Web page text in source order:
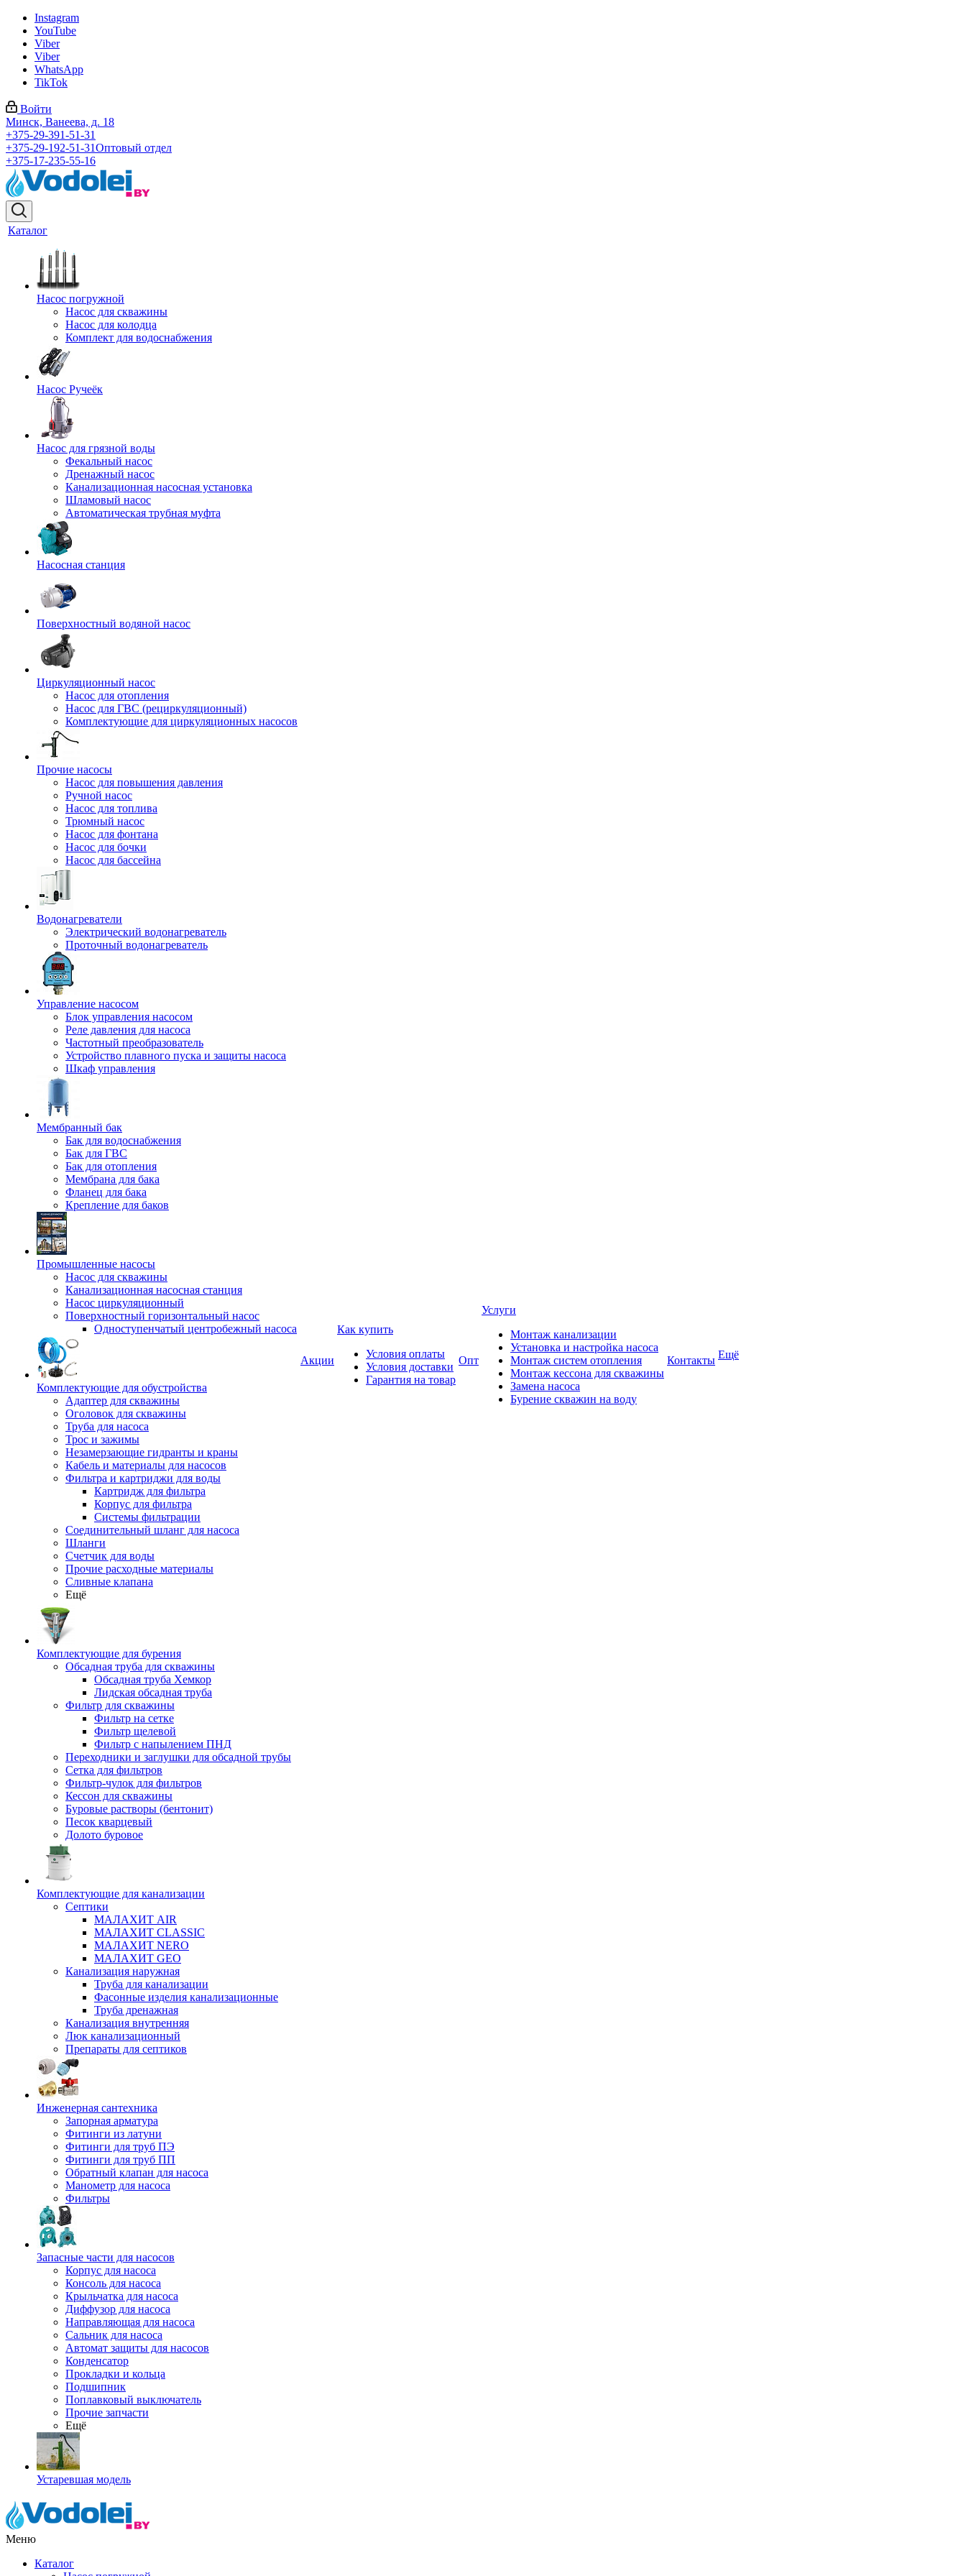
Instagram
YouTube
Viber
Viber
WhatsApp
TikTok
Войти
Минск, Ванеева, д. 18
+375-29-391-51-31
+375-29-192-51-31Оптовый отдел
+375-17-235-55-16
Каталог
Насос погружной
Насос для скважины
Насос для колодца
Комплект для водоснабжения
Насос Ручеёк
Насос для грязной воды
Фекальный насос
Дренажный насос
Канализационная насосная установка
Шламовый насос
Автоматическая трубная муфта
Насосная станция
Поверхностный водяной насос
Циркуляционный насос
Насос для отопления
Насос для ГВС (рециркуляционный)
Комплектующие для циркуляционных насосов
Прочие насосы
Насос для повышения давления
Ручной насос
Насос для топлива
Трюмный насос
Насос для фонтана
Насос для бочки
Насос для бассейна
Водонагреватели
Электрический водонагреватель
Проточный водонагреватель
Управление насосом
Блок управления насосом
Реле давления для насоса
Частотный преобразователь
Устройство плавного пуска и защиты насоса
Шкаф управления
Мембранный бак
Бак для водоснабжения
Бак для ГВС
Бак для отопления
Мембрана для бака
Фланец для бака
Крепление для баков
Промышленные насосы
Насос для скважины
Канализационная насосная станция
Насос циркуляционный
Поверхностный горизонтальный насос
Одноступенчатый центробежный насоса
Комплектующие для обустройства
Адаптер для скважины
Оголовок для скважины
Труба для насоса
Трос и зажимы
Незамерзающие гидранты и краны
Кабель и материалы для насосов
Фильтра и картриджи для воды
Картридж для фильтра
Корпус для фильтра
Системы фильтрации
Соединительный шланг для насоса
Шланги
Счетчик для воды
Прочие расходные материалы
Сливные клапана
Ещё
Комплектующие для бурения
Обсадная труба для скважины
Обсадная труба Хемкор
Лидская обсадная труба
Фильтр для скважины
Фильтр на сетке
Фильтр щелевой
Фильтр с напылением ПНД
Переходники и заглушки для обсадной трубы
Сетка для фильтров
Фильтр-чулок для фильтров
Кессон для скважины
Буровые растворы (бентонит)
Песок кварцевый
Долото буровое
Комплектующие для канализации
Септики
МАЛАХИТ AIR
МАЛАХИТ CLASSIC
МАЛАХИТ NERO
МАЛАХИТ GEO
Канализация наружная
Труба для канализации
Фасонные изделия канализационные
Труба дренажная
Канализация внутренняя
Люк канализационный
Препараты для септиков
Инженерная сантехника
Запорная арматура
Фитинги из латуни
Фитинги для труб ПЭ
Фитинги для труб ПП
Обратный клапан для насоса
Манометр для насоса
Фильтры
Запасные части для насосов
Корпус для насоса
Консоль для насоса
Крыльчатка для насоса
Диффузор для насоса
Направляющая для насоса
Сальник для насоса
Автомат защиты для насосов
Конденсатор
Прокладки и кольца
Подшипник
Поплавковый выключатель
Прочие запчасти
Ещё
Устаревшая модель
Акции
Как купить
Условия оплаты
Условия доставки
Гарантия на товар
Опт
Услуги
Монтаж канализации
Установка и настройка насоса
Монтаж систем отопления
Монтаж кессона для скважины
Замена насоса
Бурение скважин на воду
Контакты Ещё
Меню
Каталог